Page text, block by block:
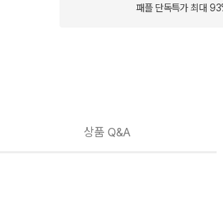
패플 단독특가 최대
상품 Q&A